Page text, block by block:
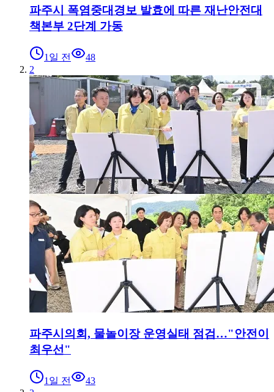
파주시 폭염중대경보 발효에 따른 재난안전대
책본부 2단계 가동
1일 전
48
2
파주시의회, 물놀이장 운영실태 점검…"안전이
최우선"
1일 전
43